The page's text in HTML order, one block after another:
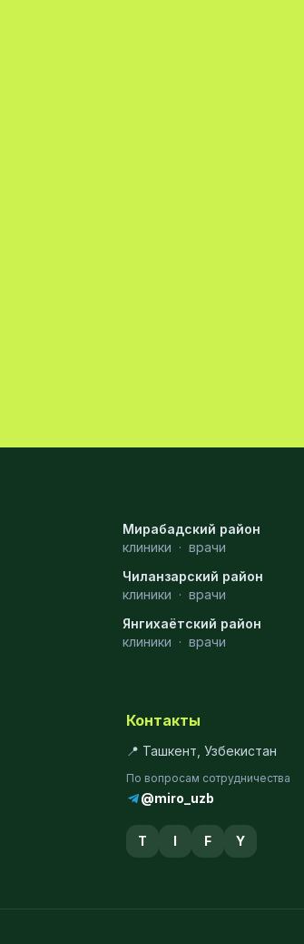
Мирабадский район
клиники · врачи
Чиланзарский район
клиники · врачи
Янгихаётский район
клиники · врачи
Контакты
📍 Ташкент, Узбекистан
По вопросам сотрудничества
@miro_uzb
T I F Y